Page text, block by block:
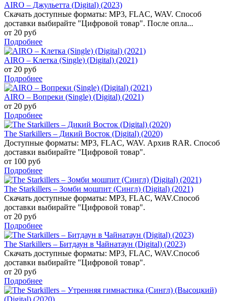
AIRO – Джульетта (Digital) (2023)
Скачать доступные форматы: MP3, FLAC, WAV. Способ
доставки выбирайте "Цифровой товар". После опла...
от 20 руб
Подробнее
AIRO – Клетка (Single) (Digital) (2021)
от 20 руб
Подробнее
AIRO – Вопреки (Single) (Digital) (2021)
от 20 руб
Подробнее
The Starkillers – Дикий Восток (Digital) (2020)
Доступные форматы: MP3, FLAC, WAV. Архив RAR. Способ
доставки выбирайте "Цифровой товар".
от 100 руб
Подробнее
The Starkillers – Зомби мошпит (Сингл) (Digital) (2021)
Скачать доступные форматы: MP3, FLAC, WAV.Способ
доставки выбирайте "Цифровой товар".
от 20 руб
Подробнее
The Starkillers – Битдаун в Чайнатаун (Digital) (2023)
Скачать доступные форматы: MP3, FLAC, WAV.Способ
доставки выбирайте "Цифровой товар".
от 20 руб
Подробнее